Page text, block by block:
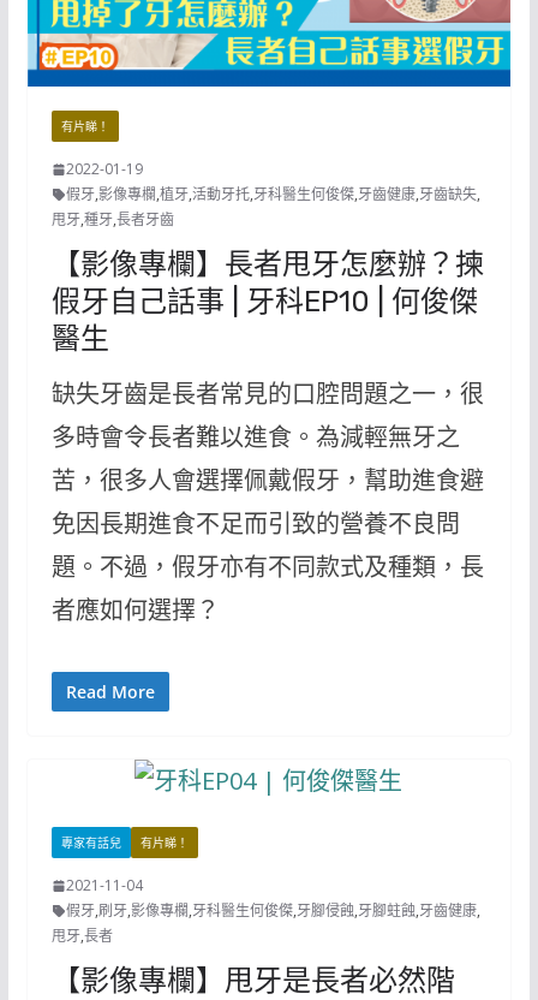
有片睇！
2022-01-19
假牙,影像專欄,植牙,活動牙托,牙科醫生何俊傑,牙齒健康,牙齒缺失,
甩牙,種牙,長者牙齒
【影像專欄】長者甩牙怎麼辦？揀
假牙自己話事 | 牙科EP10 | 何俊傑
醫生
缺失牙齒是長者常見的口腔問題之一，很
多時會令長者難以進食。為減輕無牙之
苦，很多人會選擇佩戴假牙，幫助進食避
免因長期進食不足而引致的營養不良問
題。不過，假牙亦有不同款式及種類，長
者應如何選擇？
Read More
專家有話兒 有片睇！
2021-11-04
假牙,刷牙,影像專欄,牙科醫生何俊傑,牙腳侵蝕,牙腳蛀蝕,牙齒健康,
甩牙,長者
【影像專欄】甩牙是長者必然階